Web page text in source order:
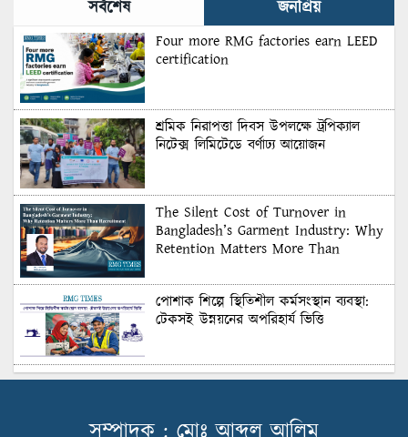
সর্বশেষ জনপ্রিয়
Four more RMG factories earn LEED
certification
শ্রমিক নিরাপত্তা দিবস উপলক্ষে ট্রপিক্যাল
নিটেক্স লিমিটেডে বর্ণাঢ্য আয়োজন
The Silent Cost of Turnover in
Bangladesh’s Garment Industry: Why
Retention Matters More Than
পোশাক শিল্পে স্থিতিশীল কর্মসংস্থান ব্যবস্থা:
টেকসই উন্নয়নের অপরিহার্য ভিত্তি
শুল্কের দেয়াল ভাঙার সুযোগ: মার্কিন বাজারে